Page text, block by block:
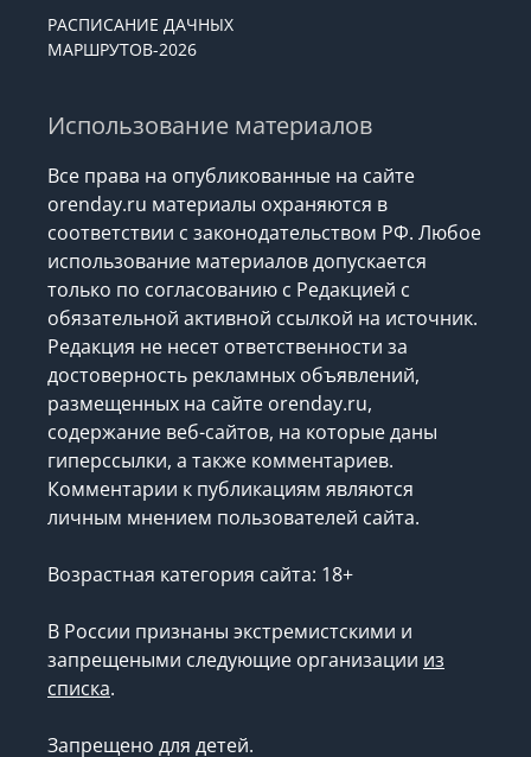
РАСПИСАНИЕ ДАЧНЫХ
МАРШРУТОВ-2026
Использование материалов
Все права на опубликованные на сайте
orenday.ru материалы охраняются в
соответствии с законодательством РФ. Любое
использование материалов допускается
только по согласованию с Редакцией с
обязательной активной ссылкой на источник.
Редакция не несет ответственности за
достоверность рекламных объявлений,
размещенных на сайте orenday.ru,
содержание веб-сайтов, на которые даны
гиперссылки, а также комментариев.
Комментарии к публикациям являются
личным мнением пользователей сайта.
Возрастная категория сайта: 18+
В России признаны экстремистскими и
запрещеными следующие организации из
списка.
Запрещено для детей.